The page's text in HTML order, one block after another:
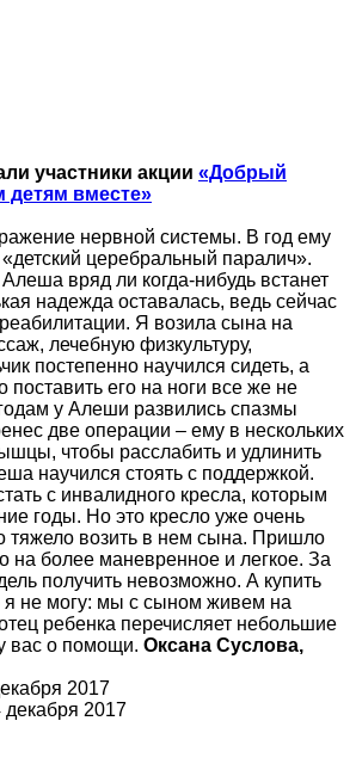
участники акции «Добрый
детям вместе»
нервной системы. В год ему
церебральный паралич».
вряд ли когда-нибудь встанет
надежда оставалась, ведь сейчас
Я возила сына на
лечебную физкультуру,
постепенно научился сидеть, а
поставить его на ноги все же не
у Алеши развились спазмы
две операции – ему в нескольких
чтобы расслабить и удлинить
научился стоять с поддержкой.
с инвалидного кресла, которым
годы. Но это кресло уже очень
тяжело возить в нем сына. Пришло
на более маневренное и легкое. За
получить невозможно. А купить
я не могу: мы с сыном живем на
ребенка перечисляет небольшие
вас о помощи. Оксана Суслова,
2017
2017